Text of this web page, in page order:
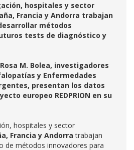
hospitales y sector
Francia y Andorra trabajan
métodos
tests de diagnóstico y
M. Bolea, investigadores
y Enfermedades
presentan los datos
europeo REDPRION en su
hospitales y sector
Francia y Andorra trabajan
de métodos innovadores para